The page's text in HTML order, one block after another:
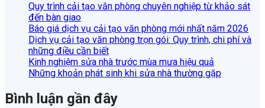
Quy trình cải tạo văn phòng chuyên nghiệp từ khảo sát
đến bàn giao
Báo giá dịch vụ cải tạo văn phòng mới nhất năm 2026
Dịch vụ cải tạo văn phòng trọn gói: Quy trình, chi phí và
những điều cần biết
Kinh nghiệm sửa nhà trước mùa mưa hiệu quả
Những khoản phát sinh khi sửa nhà thường gặp
Bình luận gần đây